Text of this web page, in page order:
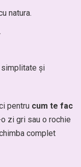
natura.
și
pentru cum te fac
zi gri sau o rochie
complet